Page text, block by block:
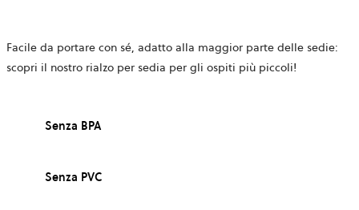
Facile da portare con sé, adatto alla maggior parte delle sedie:
scopri il nostro rialzo per sedia per gli ospiti più piccoli!
Senza BPA
Senza PVC